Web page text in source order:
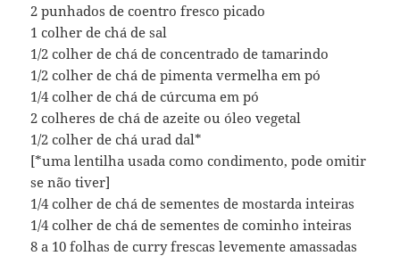
2 punhados de coentro fresco picado
1 colher de chá de sal
1/2 colher de chá de concentrado de tamarindo
1/2 colher de chá de pimenta vermelha em pó
1/4 colher de chá de cúrcuma em pó
2 colheres de chá de azeite ou óleo vegetal
1/2 colher de chá urad dal*
[*uma lentilha usada como condimento, pode omitir
se não tiver]
1/4 colher de chá de sementes de mostarda inteiras
1/4 colher de chá de sementes de cominho inteiras
8 a 10 folhas de curry frescas levemente amassadas